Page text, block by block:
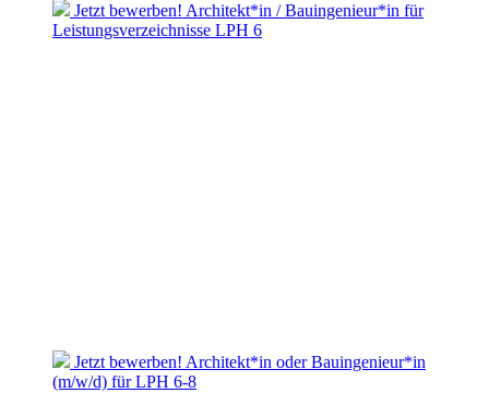
Jetzt bewerben! Architekt*in / Bauingenieur*in für
Leistungsverzeichnisse LPH 6
Jetzt bewerben! Architekt*in oder Bauingenieur*in
(m/w/d) für LPH 6-8